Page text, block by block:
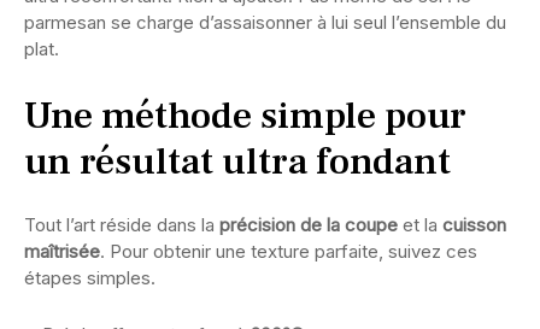
parmesan se charge d’assaisonner à lui seul l’ensemble du
plat.
Une méthode simple pour
un résultat ultra fondant
Tout l’art réside dans la précision de la coupe et la cuisson
maîtrisée. Pour obtenir une texture parfaite, suivez ces
étapes simples.